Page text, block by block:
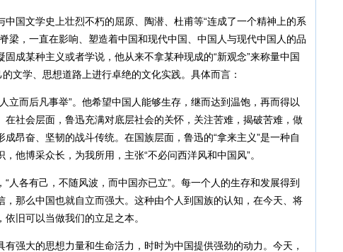
国文学史上壮烈不朽的屈原、陶潜、杜甫等“连成了一个精神上的系
梁，一直在影响、塑造着中国和现代中国、中国人与现代中国人的品
成某种主义或者学说，他从来不拿某种现成的“新观念”来称量中国
文学、思想道路上进行卓绝的文化实践。具体而言：
而后凡事举”。他希望中国人能够生存，继而达到温饱，再而得以
在社会层面，鲁迅充满对底层社会的关怀，关注苦难，揭破苦难，做
昂奋、坚韧的战斗传统。在国族层面，鲁迅的“拿来主义”是一种自
他博采众长，为我所用，主张“不必问西洋风和中国风”。
各有己，不随风波，而中国亦已立”。每一个人的生存和发展得到
，那么中国也就自立而强大。这种由个人到国族的认知，在今天、将
旧可以当做我们的立足之本。
大的思想力量和生命活力，时时为中国提供强劲的动力。今天，